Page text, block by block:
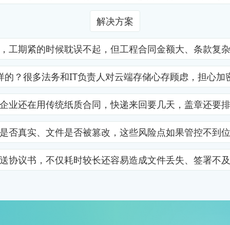
解决方案
期紧的时候耽误不起，但工程合同金额大、条款
很多法务和IT负责人对云端存储心存顾虑，担
还在用传统纸质合同，快递来回要几天，盖章还
真实、文件是否被篡改，这些风险点如果管控不
议书，不仅耗时较长还容易造成文件丢失、签署